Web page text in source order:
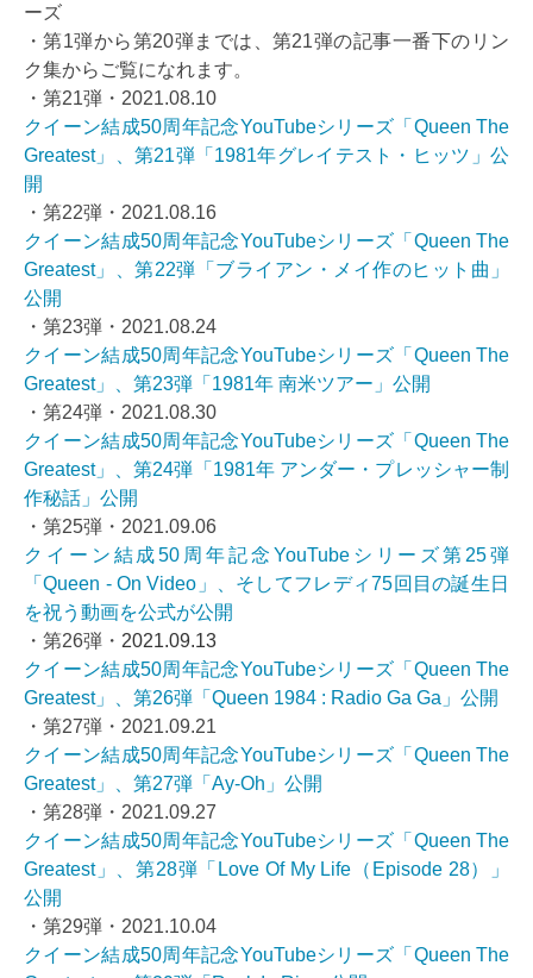
ーズ
・第1弾から第20弾までは、第21弾の記事一番下のリン
ク集からご覧になれます。
・第21弾・2021.08.10
クイーン結成50周年記念YouTubeシリーズ「Queen The
Greatest」、第21弾「1981年グレイテスト・ヒッツ」公
開
・第22弾・2021.08.16
クイーン結成50周年記念YouTubeシリーズ「Queen The
Greatest」、第22弾「ブライアン・メイ作のヒット曲」
公開
・第23弾・2021.08.24
クイーン結成50周年記念YouTubeシリーズ「Queen The
Greatest」、第23弾「1981年 南米ツアー」公開
・第24弾・2021.08.30
クイーン結成50周年記念YouTubeシリーズ「Queen The
Greatest」、第24弾「1981年 アンダー・プレッシャー制
作秘話」公開
・第25弾・2021.09.06
クイーン結成50周年記念YouTubeシリーズ第25弾
「Queen - On Video」、そしてフレディ75回目の誕生日
を祝う動画を公式が公開
・第26弾・ 2021.09.13
クイーン結成50周年記念YouTubeシリーズ「Queen The
Greatest」、第26弾「Queen 1984 : Radio Ga Ga」公開
・第27弾・2021.09.21
クイーン結成50周年記念YouTubeシリーズ「Queen The
Greatest」、第27弾「Ay-Oh」公開
・第28弾・2021.09.27
クイーン結成50周年記念YouTubeシリーズ「Queen The
Greatest」、第28弾「Love Of My Life（Episode 28）」
公開
・第29弾・2021.10.04
クイーン結成50周年記念YouTubeシリーズ「Queen The